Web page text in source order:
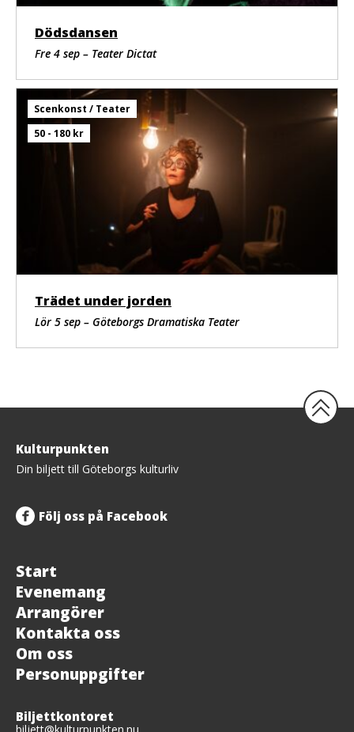
Dödsdansen
Fre 4 sep – Teater Dictat
Scenkonst / Teater
50 - 180 kr
Trädet under jorden
Lör 5 sep – Göteborgs Dramatiska Teater
Tillbaka
upp
Kulturpunkten
Din biljett till Göteborgs kulturliv
Följ oss på Facebook
Start
Evenemang
Arrangörer
Kontakta oss
Om oss
Personuppgifter
Biljettkontoret